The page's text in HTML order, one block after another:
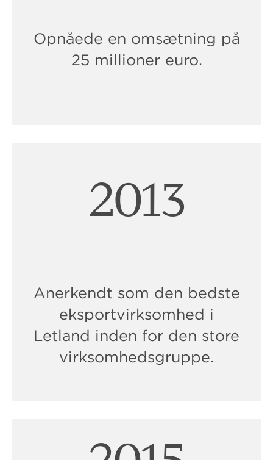
Opnåede en omsætning på
25 millioner euro.
2015
Anerkendt som den bedste
eksportvirksomhed i
Letland inden for den store
virksomhedsgruppe.